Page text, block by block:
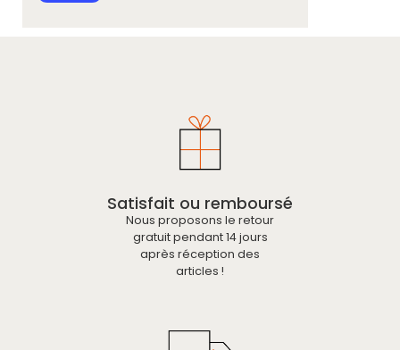
Satisfait ou remboursé
Nous proposons le retour
gratuit pendant 14 jours
après réception des
articles !